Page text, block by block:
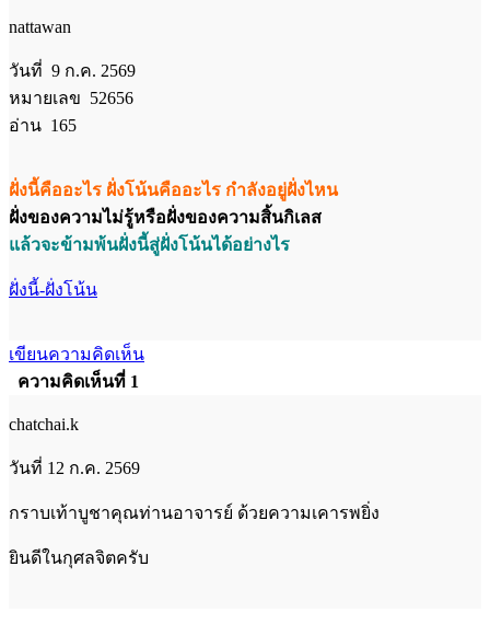
nattawan
วันที่ 9 ก.ค. 2569
หมายเลข 52656
อ่าน 165
ฝั่งนี้คืออะไร ฝั่งโน้นคืออะไร กำลังอยู่ฝั่งไหน
ฝั่งของความไม่รู้หรือฝั่งของความสิ้นกิเลส
แล้วจะข้ามพ้นฝั่งนี้สู่ฝั่งโน้นได้อย่างไร
ฝั่งนี้-ฝั่งโน้น
เขียนความคิดเห็น
ความคิดเห็นที่ 1
chatchai.k
วันที่ 12 ก.ค. 2569
กราบเท้าบูชาคุณท่านอาจารย์ ด้วยความเคารพยิ่ง
ยินดีในกุศลจิตครับ